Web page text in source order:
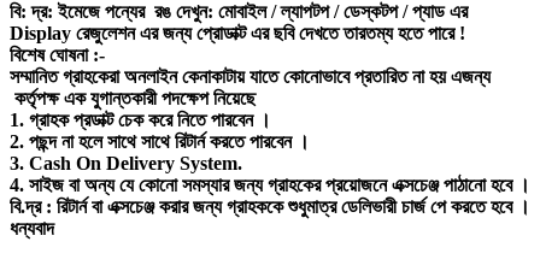
বি: দ্র: ইমেজে পন্যের রঙ দেখুন: মোবাইল / ল্যাপটপ / ডেস্কটপ / প্যাড এর
Display রেজুলেশন এর জন্য প্রোডাক্ট এর ছবি দেখতে তারতম্য হতে পারে !
বিশেষ ঘোষনা :-
সম্মানিত গ্রাহকেরা অনলাইন কেনাকাটায় যাতে কোনোভাবে প্রতারিত না হয় এজন্য
কর্তৃপক্ষ এক যুগান্তকারী পদক্ষেপ নিয়েছে
1. গ্রাহক প্রডাক্ট চেক করে নিতে পারবেন ।
2. পছন্দ না হলে সাথে সাথে রিটার্ন করতে পারবেন ।
3. Cash On Delivery System.
4. সাইজ বা অন্য যে কোনো সমস্যার জন্য গ্রাহকের প্রয়োজনে এক্সচেঞ্জ পাঠানো হবে ।
বি.দ্র : রিটার্ন বা এক্সচেঞ্জ করার জন্য গ্রাহককে শুধুমাত্র ডেলিভারী চার্জ পে করতে হবে ।
ধন্যবাদ